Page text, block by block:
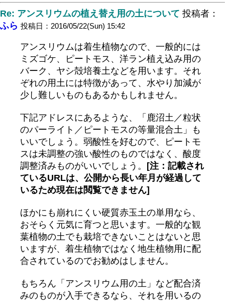
Re: アンスリウムの植え替え用の土について 投稿者：
ふら 投稿日：2016/05/22(Sun) 15:42
アンスリウムは着生植物なので、一般的には
ミズゴケ、ピートモス、洋ラン植え込み用の
バーク、ヤシ殻培養土などを用います。それ
ぞれの用土には特徴があって、水やり加減が
少し難しいものもあるかもしれません。
下記アドレスにあるような、「鹿沼土／粒状
のパーライト／ピートモスの等量混合土」も
いいでしょう。弱酸性を好むので、ピートモ
スは未調整の強い酸性のものではなく、酸度
調整済みものがいいでしょう。
[注：記載され
ているURLは、公開から長い年月が経過して
いるため現在は閲覧できません]
ほかにも崩れにくい硬質赤玉土の単用なら、
おそらく元気に育つと思います。一般的な観
葉植物の土でも栽培できないことはないと思
いますが、着生植物ではなく地生植物用に配
合されているのでお勧めはしません。
もちろん「アンスリウム用の土」など配合済
みのものが入手できるなら、それを用いるの